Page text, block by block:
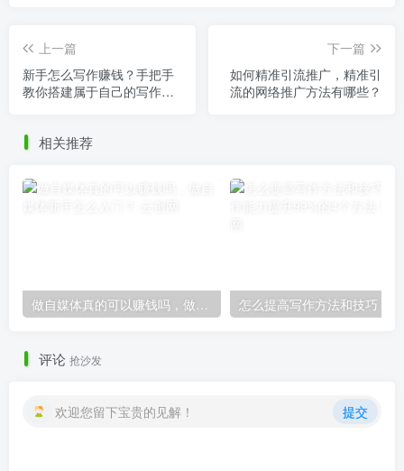
上一篇
新手怎么写作赚钱？手把手
教你搭建属于自己的写作系
下一篇
如何精准引流推广，精准引
流的网络推广方法有哪些？
相关推荐
做自媒体真的可以赚钱吗，做自媒体新手怎么入门？
评论 抢沙发
欢迎您留下宝贵的见解！ 提交